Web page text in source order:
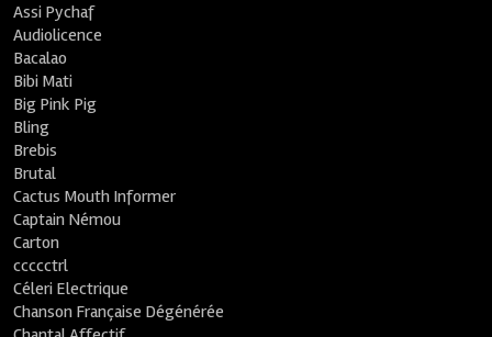
Assi Pychaf
Audiolicence
Bacalao
Bibi Mati
Big Pink Pig
Bling
Brebis
Brutal
Cactus Mouth Informer
Captain Némou
Carton
ccccctrl
Céleri Electrique
Chanson Française Dégénérée